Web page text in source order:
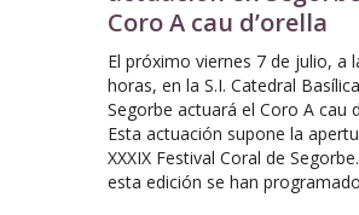
Coro A cau d’orella
El próximo viernes 7 de julio, a
horas, en la S.I. Catedral
Segorbe actuará el Coro A cau
Esta actuación supone la
XXXIX Festival Coral de
esta edición se han